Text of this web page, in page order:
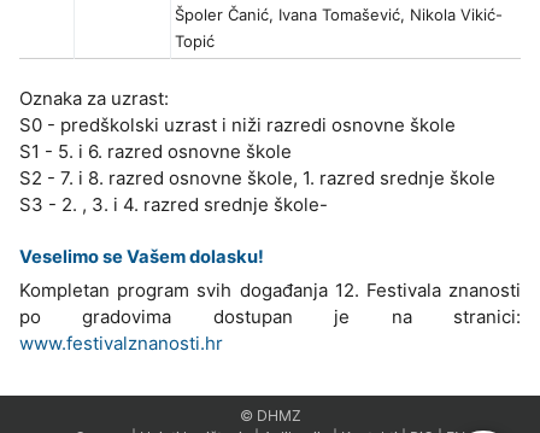
Špoler Čanić, Ivana Tomašević, Nikola Vikić-
Topić
Oznaka za uzrast:
S0 - predškolski uzrast i niži razredi osnovne škole
S1 - 5. i 6. razred osnovne škole
S2 - 7. i 8. razred osnovne škole, 1. razred srednje škole
S3 - 2. , 3. i 4. razred srednje škole-
Veselimo se Vašem dolasku!
Kompletan program svih događanja 12. Festivala znanosti
po gradovima dostupan je na stranici:
www.festivalznanosti.hr
© DHMZ